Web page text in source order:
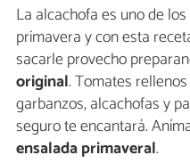
La alcachofa es uno de
primavera y con esta
sacarle provecho
original. Tomates
garbanzos, alcachofas y
seguro te encantará.
ensalada primaveral.